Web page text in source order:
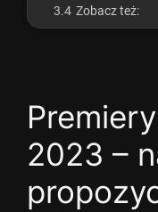
3.4 Zobacz też:
2023 –